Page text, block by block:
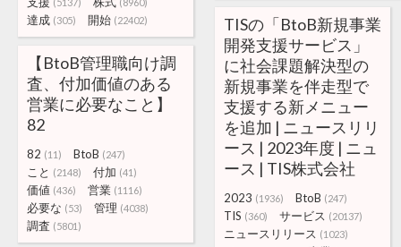
達成 (305) 開始 (22402)
TISの「BtoB新規事業
開発支援サービス」
に社会課題解決型の
新規事業を伴走型で
支援する新メニュー
を追加 | ニュースリリ
ース | 2023年度 | ニュ
ース | TIS株式会社
2023 (1936) BtoB (247)
TIS (360) サービス (20137)
ニュースリリース (1023)
【BtoB管理職向け調
査、付加価値のある
営業に必要なこと】
82
82 (11) BtoB (247)
こと (2148) 付加 (41)
価値 (436) 営業 (1116)
必要な (53) 管理 (4038)
調査 (5801)